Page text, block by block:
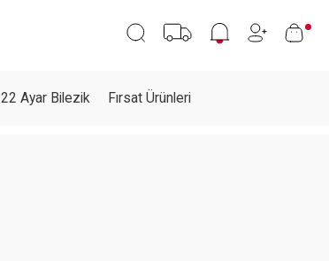
22 Ayar Bilezik Fırsat Ürünleri